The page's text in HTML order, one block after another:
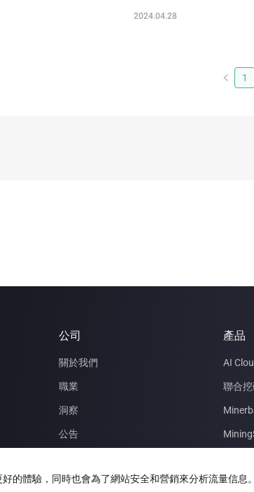
2024.04.28
1
公司
關於我們
職業
洞察
公告
投資者
產品
AI
聯合
技術路
的體驗，同時也會為了網站安全和營銷來分析流量信息。